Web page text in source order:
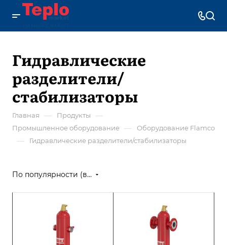
Гидравлические
разделители/
стабилизаторы
Главная — Продукты —
Промышленное оборудование — Оборудование Flamco
— Гидравлические разделители/стабилизаторы
По популярности (возрастание)